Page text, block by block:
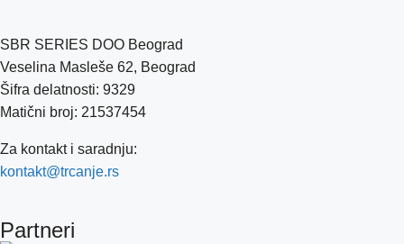
SBR SERIES DOO Beograd
Veselina Masleše 62, Beograd
Šifra delatnosti: 9329
Matični broj: 21537454
Za kontakt i saradnju:
kontakt@trcanje.rs
Partneri